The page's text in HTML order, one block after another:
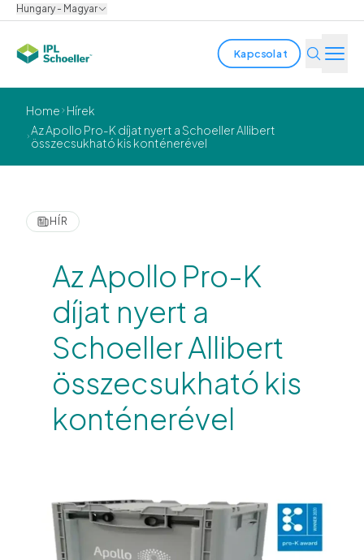
Hungary - Magyar
Kapcsolat
Iparágak
Termékek és megoldások
Fenntarthatóság
HelyszínekProspektusokMedia center
Kötvényjelentések
Home Hírek
Az Apollo Pro-K díjat nyert a Schoeller Allibert
összecsukható kis konténerével
HÍR
Az Apollo Pro-K
díjat nyert a
Schoeller Allibert
összecsukható kis
konténerével